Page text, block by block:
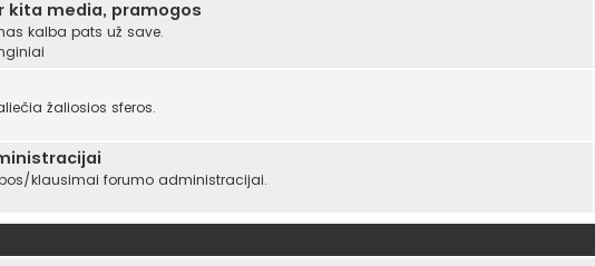
kita media, pramogos
kalba pats už save.
žaliosios sferos.
klausimai forumo administracijai.